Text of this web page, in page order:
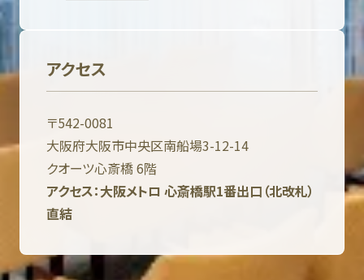
アクセス
〒542-0081
大阪府大阪市中央区南船場3-12-14
クオーツ心斎橋 6階
アクセス：大阪メトロ 心斎橋駅1番出口（北改札）
直結